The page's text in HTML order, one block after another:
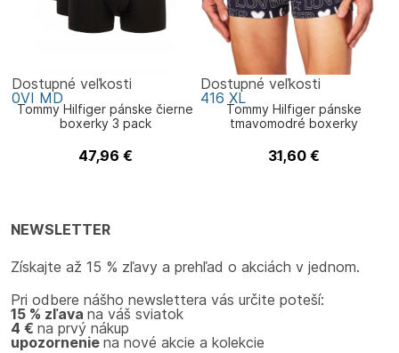
Tommy Hilfiger pánske čierne
boxerky 3 pack
Tommy Hilfiger
47,96 €
Dostupné veľkosti
0VI MD
Tommy Hilfiger pánske
tmavomodré boxerky
Tommy Hilfiger
31,60 €
Dostupné veľkosti
416 XL
NEWSLETTER
Získajte až 15 % zľavy a prehľad o akciách v jednom.
Pri odbere nášho newslettera vás určite poteší:
15 % zľava na váš sviatok
4 € na prvý nákup
upozornenie na nové akcie a kolekcie